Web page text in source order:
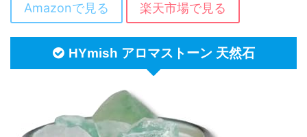
Amazonで見る 楽天市場で見る
HYmish アロマストーン 天然石